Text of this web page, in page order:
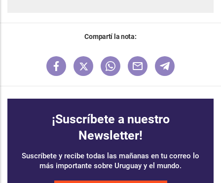
Compartí la nota:
¡Suscríbete a nuestro
Newsletter!
Suscríbete y recibe todas las mañanas en tu correo lo
más importante sobre Uruguay y el mundo.